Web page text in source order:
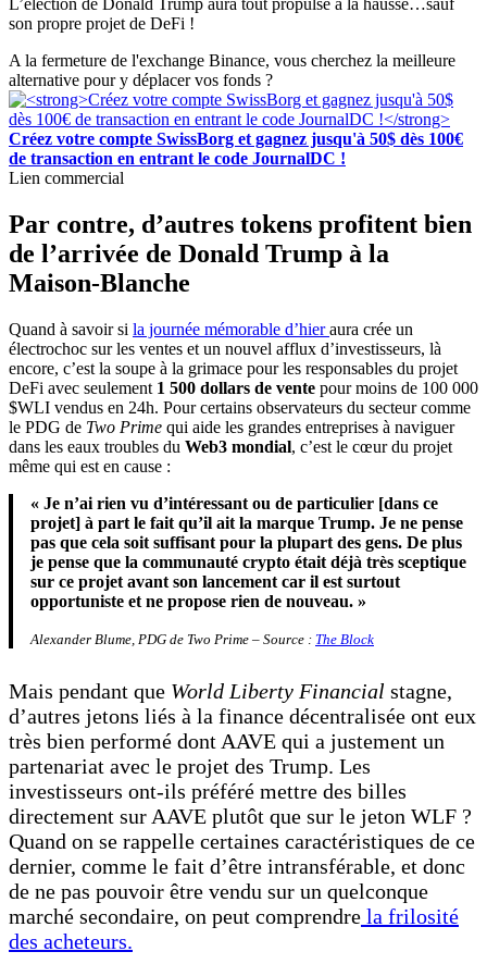
son propre projet de DeFi !
A la fermeture de l'exchange Binance, vous cherchez la meilleure
alternative pour y déplacer vos fonds ?
Créez votre compte SwissBorg et gagnez jusqu'à 50$ dès 100€
de transaction en entrant le code JournalDC !
Lien commercial
Par contre, d’autres tokens profitent bien
de l’arrivée de Donald Trump à la
Maison-Blanche
Quand à savoir si la journée mémorable d’hieraura crée un
électrochoc sur les ventes et un nouvel afflux d’investisseurs, là
encore, c’est la soupe à la grimace pour les responsables du projet
DeFi avec seulement 1 500 dollars de vente pour moins de 100 000
$WLI vendus en 24h. Pour certains observateurs du secteur comme
le PDG de Two Prime qui aide les grandes entreprises à naviguer
dans les eaux troubles du Web3 mondial, c’est le cœur du projet
même qui est en cause :
« Je n’ai rien vu d’intéressant ou de particulier [dans ce
projet] à part le fait qu’il ait la marque Trump. Je ne pense
pas que cela soit suffisant pour la plupart des gens. De plus
je pense que la communauté crypto était déjà très sceptique
sur ce projet avant son lancement car il est surtout
opportuniste et ne propose rien de nouveau. »
Alexander Blume, PDG de Two Prime – Source : The Block
Mais pendant que World Liberty Financial stagne,
d’autres jetons liés à la finance décentralisée ont eux
très bien performé dont AAVE qui a justement un
partenariat avec le projet des Trump. Les
investisseurs ont-ils préféré mettre des billes
directement sur AAVE plutôt que sur le jeton WLF ?
Quand on se rappelle certaines caractéristiques de ce
dernier, comme le fait d’être intransférable, et donc
de ne pas pouvoir être vendu sur un quelconque
marché secondaire, on peut comprendre la frilosité
des acheteurs.